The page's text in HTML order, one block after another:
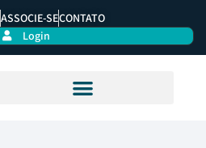
ASSOCIE-SECONTATO
Login